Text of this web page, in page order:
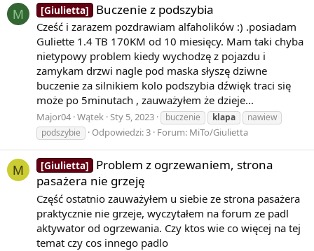
M [Giulietta] Buczenie z podszybia
Cześć i zarazem pozdrawiam alfaholików :) .posiadam
Guliette 1.4 TB 170KM od 10 miesięcy. Mam taki chyba
nietypowy problem kiedy wychodzę z pojazdu i
zamykam drzwi nagle pod maska słyszę dziwne
buczenie za silnikiem kolo podszybia dźwięk traci się
może po 5minutach , zauważyłem że dzieje...
Major04 Wątek Sty 5, 2023 buczenie klapa
nawiew
podszybie
Odpowiedzi: 3 Forum: MiTo/Giulietta
M [Giulietta]
Problem z ogrzewaniem, strona
pasażera nie grzeję
Część ostatnio zauważyłem u siebie ze strona pasażera
praktycznie nie grzeje, wyczytałem na forum ze padl
aktywator od ogrzewania. Czy ktos wie co więcej na tej
temat czy cos innego padlo